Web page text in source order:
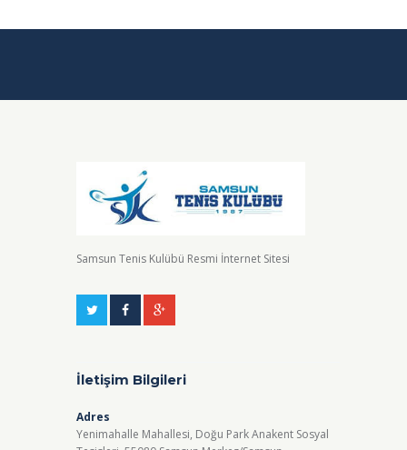
Samsun Tenis Kulübü Resmi İnternet Sitesi
İletişim Bilgileri
Adres
Yenimahalle Mahallesi, Doğu Park Anakent Sosyal